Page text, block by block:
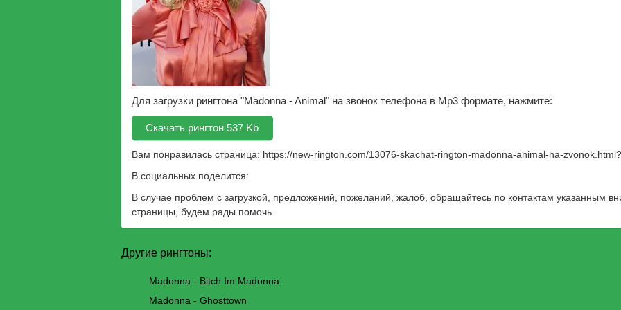
Для загрузки рингтона "Madonna - Animal" на звонок телефона в Mp3 формате, нажмите:
Скачать рингтон 537 Kb
Вам понравилась страница: https://new-rington.com/13076-skachat-rington-madonna-animal-na-zvonok.html?
В социальных поделится:
В случае проблем с загрузкой, предложений, пожеланий, жалоб, обращайтесь по контактам указанным
страницы, будем рады помочь.
Другие рингтоны:
Madonna - Bitch Im Madonna
Madonna - Ghosttown